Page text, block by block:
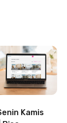
Kamis